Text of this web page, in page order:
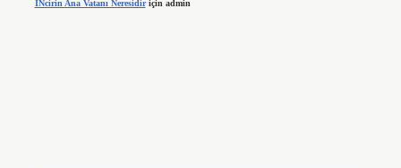
İNcirin Ana Vatanı Neresidiriçin admin